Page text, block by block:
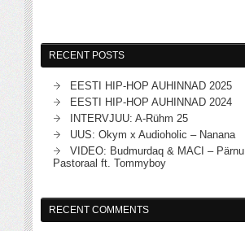
RECENT POSTS
EESTI HIP-HOP AUHINNAD 2025
EESTI HIP-HOP AUHINNAD 2024
INTERVJUU: A-Rühm 25
UUS: Okym x Audioholic – Nanana
VIDEO: Budmurdaq & MACI – Pärnu
Pastoraal ft. Tommyboy
RECENT COMMENTS